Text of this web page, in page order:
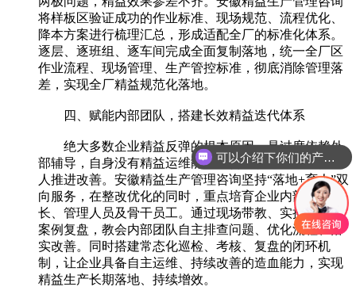
将样板区验证成功的作业标准、现场规范、流程优化、
降本方案进行梳理汇总，形成适配全厂的标准化体系。
逐层、逐班组、逐车间完成全面复制落地，统一全厂区
作业流程、现场管理、生产管控标准，彻底消除管理落
差，实现全厂精益规范化落地。
四、赋能内部团队，搭建长效精益迭代体系
绝大多数企业精益反弹的根本原因，是过度依赖外
部辅导，自身没有精益运维能力，咨询服务结束后便无
人推进改善。安徽精益生产管理咨询坚持“落地+育人”双
向服务，在整改优化的同时，重点培育企业内部班组
长、管理人员及骨干员工。通过现场带教、实操演练、
案例复盘，教会内部团队自主排查问题、优化流程、落
实改善。同时搭建常态化巡检、考核、复盘的闭环机
制，让企业具备自主运维、持续改善的造血能力，实现
精益生产长期落地、持续增效。
可以介绍下你们的产品么